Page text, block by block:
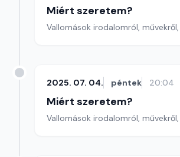
Miért szeretem?
Vallomások irodalomról,
2025. 07. 04. péntek 20:04
Miért szeretem?
Vallomások irodalomról,